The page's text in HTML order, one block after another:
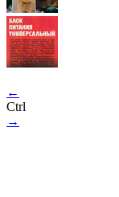
←
Ctrl
→